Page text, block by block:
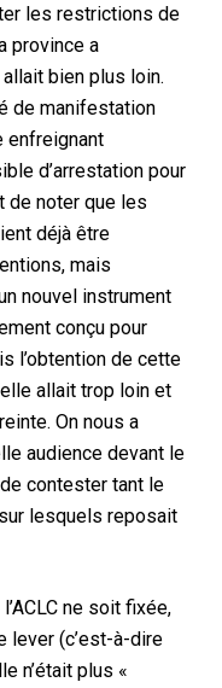
les restrictions de
province a
bien plus loin.
de manifestation
enfreignant
d’arrestation pour
de noter que les
déjà être
mais
nouvel instrument
conçu pour
l’obtention de cette
allait trop loin et
On nous a
audience devant le
contester tant le
lesquels reposait
ne soit fixée,
lever (c’est-à-dire
n’était plus «